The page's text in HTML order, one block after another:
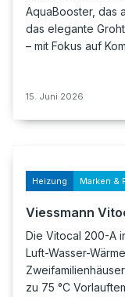
AquaBooster, das
das elegante
– mit Fokus auf
15. Juni 2026
Heizung Marken &
Viessmann
Die Vitocal 200-A
Luft-Wasser-
zu 75 °C